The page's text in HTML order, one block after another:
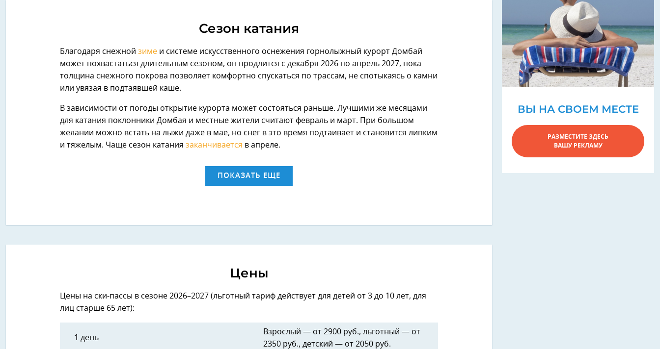
Сезон катания
Благодаря снежной зиме и системе искусственного оснежения горнолыжный курорт Домбай
может похвастаться длительным сезоном, он продлится с декабря 2026 по апрель 2027, пока
толщина снежного покрова позволяет комфортно спускаться по трассам, не спотыкаясь о камни
или увязая в подтаявшей каше.
В зависимости от погоды открытие курорта может состояться раньше. Лучшими же месяцами
для катания поклонники Домбая и местные жители считают февраль и март. При большом
желании можно встать на лыжи даже в мае, но снег в это время подтаивает и становится липким
и тяжелым. Чаще сезон катания заканчивается в апреле.
ПОКАЗАТЬ ЕЩЕ
Цены
Цены на ски-пассы в сезоне 2026–2027 (льготный тариф действует для детей от 3 до 10 лет, для
лиц старше 65 лет):
1 день
Взрослый — от 2900 руб., льготный — от
2350 руб., детский — от 2050 руб.
ВЫ НА СВОЕМ МЕСТЕ
РАЗМЕСТИТЕ ЗДЕСЬ
ВАШУ РЕКЛАМУ